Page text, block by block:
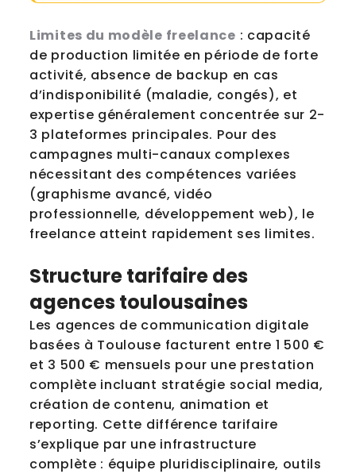
Limites du modèle freelance : capacité
de production limitée en période de forte
activité, absence de backup en cas
d’indisponibilité (maladie, congés), et
expertise généralement concentrée sur 2-
3 plateformes principales. Pour des
campagnes multi-canaux complexes
nécessitant des compétences variées
(graphisme avancé, vidéo
professionnelle, développement web), le
freelance atteint rapidement ses limites.
Structure tarifaire des
agences toulousaines
Les agences de communication digitale
basées à Toulouse facturent entre 1 500 €
et 3 500 € mensuels pour une prestation
complète incluant stratégie social media,
création de contenu, animation et
reporting. Cette différence tarifaire
s’explique par une infrastructure
complète : équipe pluridisciplinaire, outils